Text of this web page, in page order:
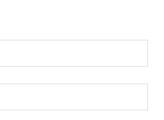
:*
:*